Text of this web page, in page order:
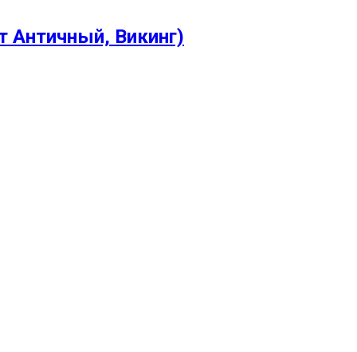
Викинг)